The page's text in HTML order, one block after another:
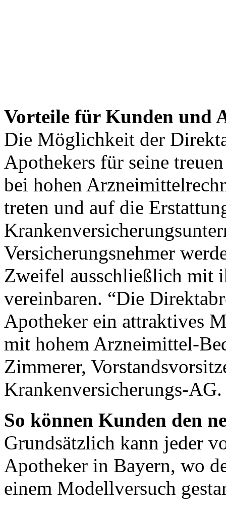
Vorteile für Kunden und
Die Möglichkeit der
Apothekers für seine
bei hohen
treten und auf die
Versicherungsnehmer
Zweifel ausschließlich mit
vereinbaren. “Die
Apotheker ein attraktives
mit hohem Arzneimittel-
Zimmerer,
Krankenversicherungs-AG.
So können Kunden den
Grundsätzlich kann jeder
Apotheker in Bayern, wo
einem Modellversuch